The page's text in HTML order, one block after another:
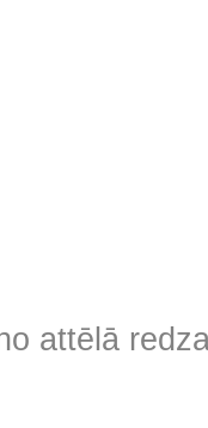
attēlā